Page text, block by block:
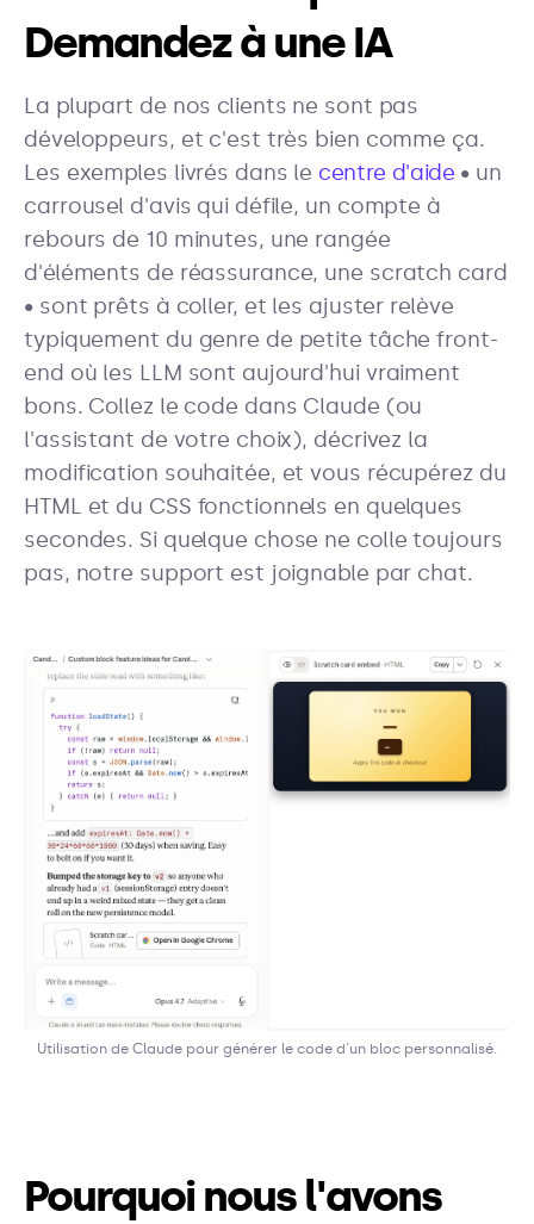
Demandez à une IA
La plupart de nos clients ne sont pas
développeurs, et c'est très bien comme ça.
Les exemples livrés dans le centre d'aide • un
carrousel d'avis qui défile, un compte à
rebours de 10 minutes, une rangée
d'éléments de réassurance, une scratch card
• sont prêts à coller, et les ajuster relève
typiquement du genre de petite tâche front-
end où les LLM sont aujourd'hui vraiment
bons. Collez le code dans Claude (ou
l'assistant de votre choix), décrivez la
modification souhaitée, et vous récupérez du
HTML et du CSS fonctionnels en quelques
secondes. Si quelque chose ne colle toujours
pas, notre support est joignable par chat.
Utilisation de Claude pour générer le code d'un bloc personnalisé.
Pourquoi nous l'avons